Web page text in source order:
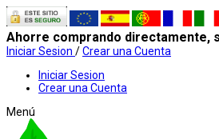
Ahorre comprando directamente,
Iniciar Sesion /Crear una Cuenta
Iniciar Sesion
Crear una Cuenta
Menú